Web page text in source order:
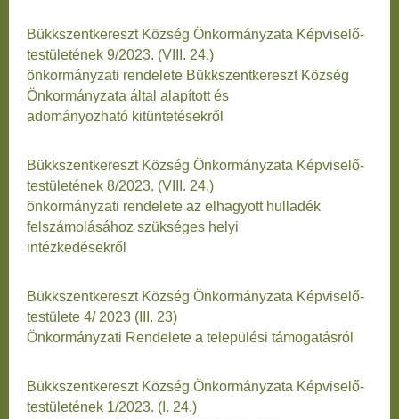
Bükkszentkereszt Község Önkormányzata Képviselő-
testületének 9/2023. (VIII. 24.)
önkormányzati rendelete Bükkszentkereszt Község
Önkormányzata által alapított és
adományozható kitüntetésekről
Bükkszentkereszt Község Önkormányzata Képviselő-
testületének 8/2023. (VIII. 24.)
önkormányzati rendelete az elhagyott hulladék
felszámolásához szükséges helyi
intézkedésekről
Bükkszentkereszt Község Önkormányzata Képviselő-
testülete 4/ 2023 (III. 23)
Önkormányzati Rendelete a települési támogatásról
Bükkszentkereszt Község Önkormányzata Képviselő-
testületének 1/2023. (I. 24.)